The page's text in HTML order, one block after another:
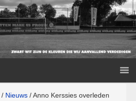
/ Nieuws /Anno Kerssies overleden